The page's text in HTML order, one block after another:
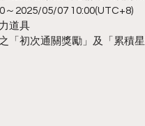
～2025/05/07 10:00(UTC+8)
道具
「初次通關獎勵」及「累積